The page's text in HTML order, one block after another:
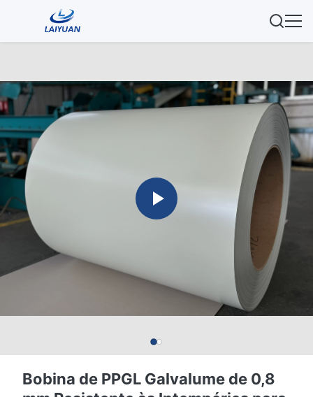
Bobina de PPGL Galvalume de 0,8